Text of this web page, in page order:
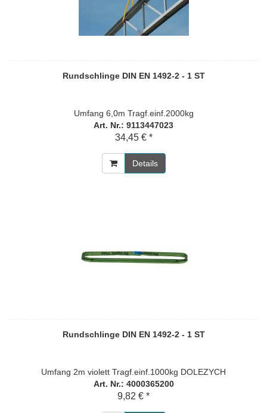
Rundschlinge DIN EN 1492-2 - 1 ST
Umfang 6,0m Tragf.einf.2000kg
Art. Nr.: 9113447023
34,45 € *
Details
Rundschlinge DIN EN 1492-2 - 1 ST
Umfang 2m violett Tragf.einf.1000kg DOLEZYCH
Art. Nr.: 4000365200
9,82 € *